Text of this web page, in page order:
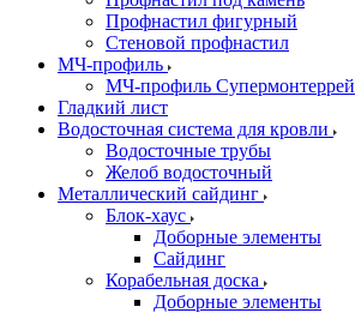
Профнастил фигурный
Стеновой профнастил
МЧ-профиль
МЧ-профиль Супермонтеррей
Гладкий лист
Водосточная система для кровли
Водосточные трубы
Желоб водосточный
Металлический сайдинг
Блок-хаус
Доборные элементы
Сайдинг
Корабельная доска
Доборные элементы